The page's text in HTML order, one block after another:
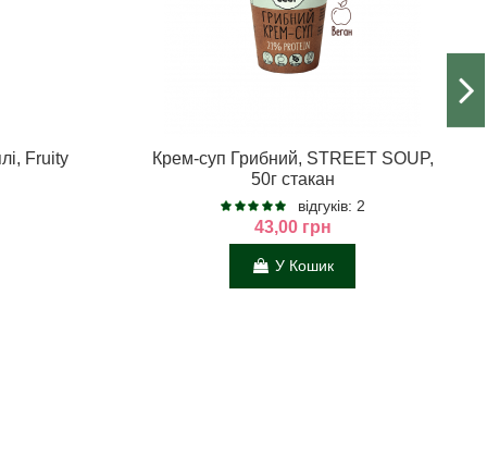
Fruity
Крем-суп Грибний, STREET SOUP,
50г стакан
відгуків: 2
43,00 грн
У Кошик